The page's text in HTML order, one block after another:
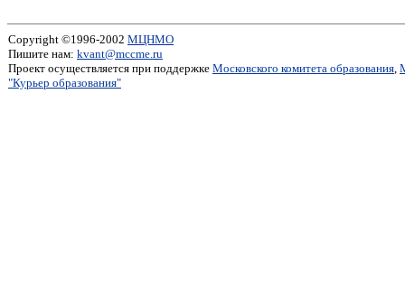
Copyright ©1996-2002 МЦНМО
Пишите нам: kvant@mccme.ru
Проект осуществляется при поддержке Московского комитета образования,
"Курьер образования"